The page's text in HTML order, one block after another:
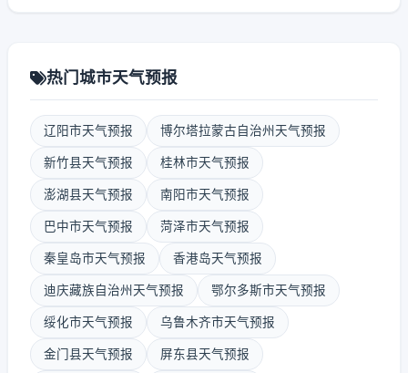
热门城市天气预报
辽阳市天气预报 博尔塔拉蒙古自治州天气预报
新竹县天气预报 桂林市天气预报
澎湖县天气预报 南阳市天气预报
巴中市天气预报 菏泽市天气预报
秦皇岛市天气预报 香港岛天气预报
迪庆藏族自治州天气预报 鄂尔多斯市天气预报
绥化市天气预报 乌鲁木齐市天气预报
金门县天气预报 屏东县天气预报